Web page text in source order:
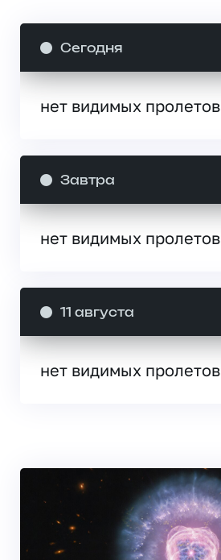
Сегодня
нет видимых пролетов
Завтра
нет видимых пролетов
11 августа
нет видимых пролетов